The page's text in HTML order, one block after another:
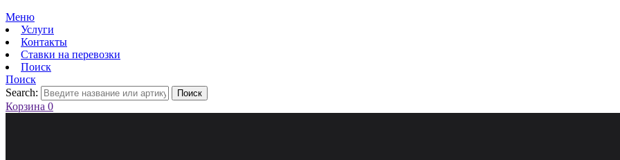
Меню
Услуги
Контакты
Ставки на перевозки
Поиск
Поиск
Search:
Поиск
Корзина 0